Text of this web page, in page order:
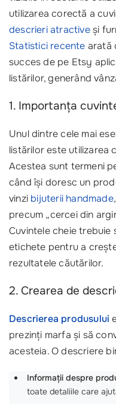
utilizarea corectă a
descrieri atractiveși
Statistici recente arată
succes de pe Etsy
listărilor, generând
1. Importanța
Unul dintre cele mai
listărilor este utilizarea
Acestea sunt termeni
când își doresc un
vinzi bijuterii handmade
precum „cercei din
Cuvintele cheie trebuie
etichete pentru a
rezultatele căutărilor.
2. Crearea de
Descrierea produsului
prezinți marfa și să
acesteia. O descriere
Informații despre
toate detaliile care